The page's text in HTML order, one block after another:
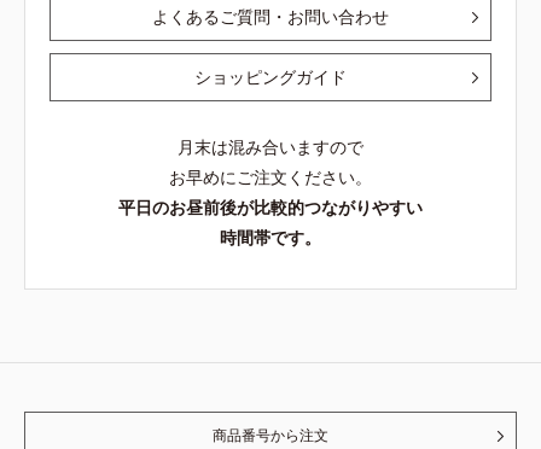
よくあるご質問・お問い合わせ
ショッピングガイド
月末は混み合いますので
お早めにご注文ください。
平日のお昼前後が比較的つながりやすい
時間帯です。
商品番号から注文